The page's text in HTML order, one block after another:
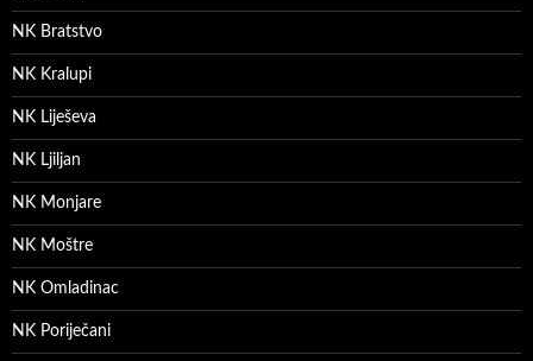
NK Bratstvo
NK Kralupi
NK Liješeva
NK Ljiljan
NK Monjare
NK Moštre
NK Omladinac
NK Poriječani